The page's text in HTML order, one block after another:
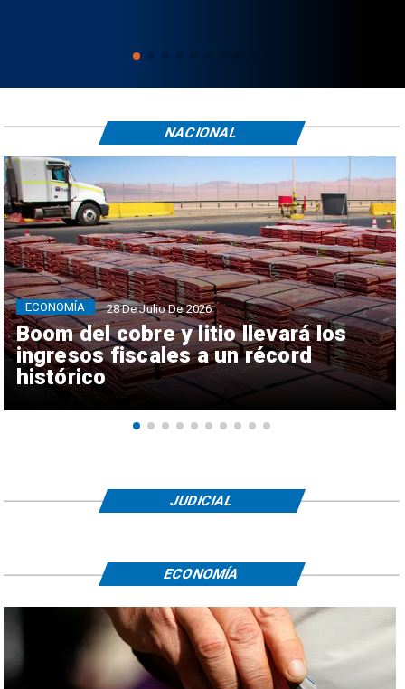
Boom del cobre y litio llevará los
ingresos fiscales a un récord
histórico
ECONOMÍA 28 De Julio De 2026
NACIONAL
JUDICIAL
ECONOMÍA